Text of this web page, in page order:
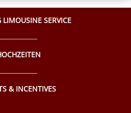
LIMOUSINE SERVICE
& INCENTIVES